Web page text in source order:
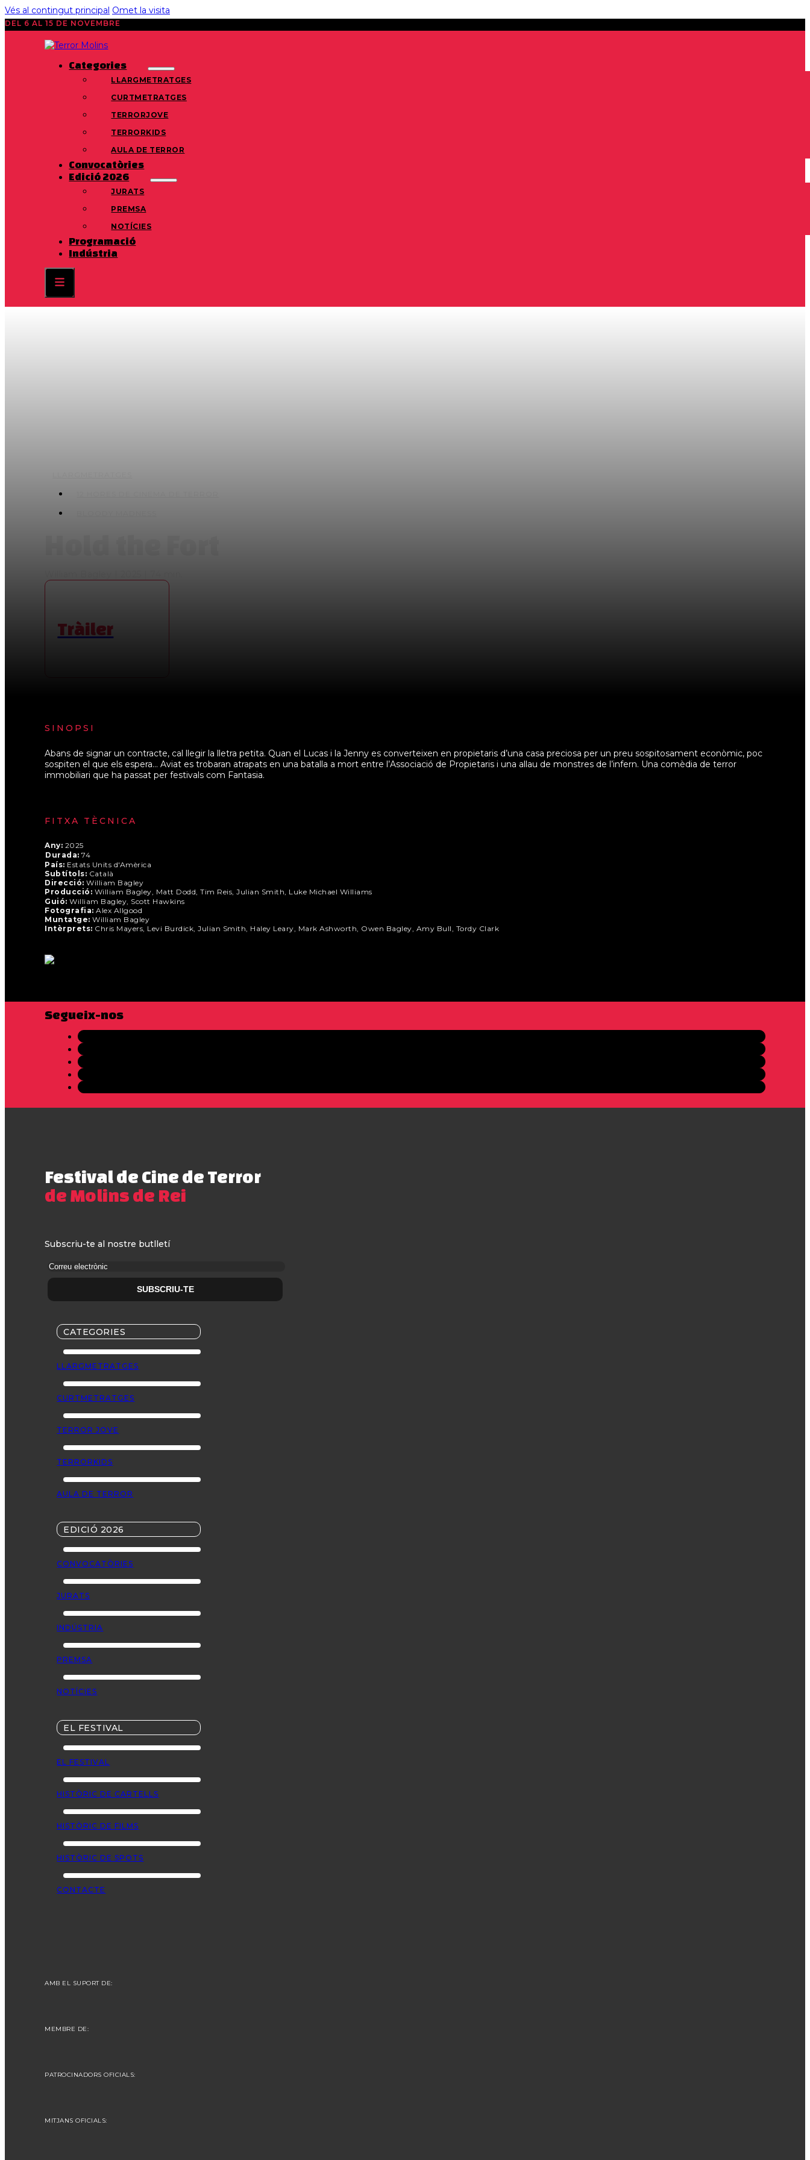
Vés al contingut principal Omet la visita
DEL 6 AL 15 DE NOVEMBRE
Categories
LLARGMETRATGES
CURTMETRATGES
TERRORJOVE
TERRORKIDS
AULA DE TERROR
Convocatòries
Edició 2026
JURATS
PREMSA
NOTÍCIES
Programació
Indústria
Tràiler
SINOPSI
Abans de signar un contracte, cal llegir la lletra petita. Quan el Lucas i la Jenny es converteixen en propietaris d’una casa preciosa per un preu sospitosament econòmic, poc
sospiten el que els espera… Aviat es trobaran atrapats en una batalla a mort entre l’Associació de Propietaris i una allau de monstres de l’infern. Una comèdia de terror
immobiliari que ha passat per festivals com Fantasia.
FITXA TÈCNICA
Any: 2025
Durada: 74
País: Estats Units d'Amèrica
Subtítols: Català
Direcció: William Bagley
Producció: William Bagley, Matt Dodd, Tim Reis, Julian Smith, Luke Michael Williams
Guió: William Bagley, Scott Hawkins
Fotografia: Alex Allgood
Muntatge: William Bagley
Intèrprets: Chris Mayers, Levi Burdick, Julian Smith, Haley Leary, Mark Ashworth, Owen Bagley, Amy Bull, Tordy Clark
Segueix-nos
Festival de Cine de Terror
de Molins de Rei
Subscriu-te al nostre butlletí
CATEGORIES
LLARGMETRATGES
CURTMETRATGES
TERROR JOVE
TERRORKIDS
AULA DE TERROR
EDICIÓ 2026
CONVOCATÒRIES
JURATS
INDÚSTRIA
PREMSA
NOTÍCIES
EL FESTIVAL
EL FESTIVAL
HISTÒRIC DE CARTELLS
HISTÒRIC DE FILMS
HISTÒRIC DE SPOTS
CONTACTE
AMB EL SUPORT DE:
MEMBRE DE:
PATROCINADORS OFICIALS:
MITJANS OFICIALS: